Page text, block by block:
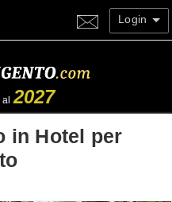
Login
al2027
in Hotel per